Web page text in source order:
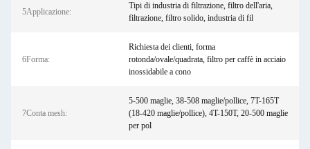
5Applicazione:
Tipi di industria di filtrazione, filtro dell'aria,
filtrazione, filtro solido, industria di fil
6Forma:
Richiesta dei clienti, forma
rotonda/ovale/quadrata, filtro per caffè in acciaio
inossidabile a cono
7Conta mesh:
5-500 maglie, 38-508 maglie/pollice, 7T-165T
(18-420 maglie/pollice), 4T-150T, 20-500 maglie
per pol